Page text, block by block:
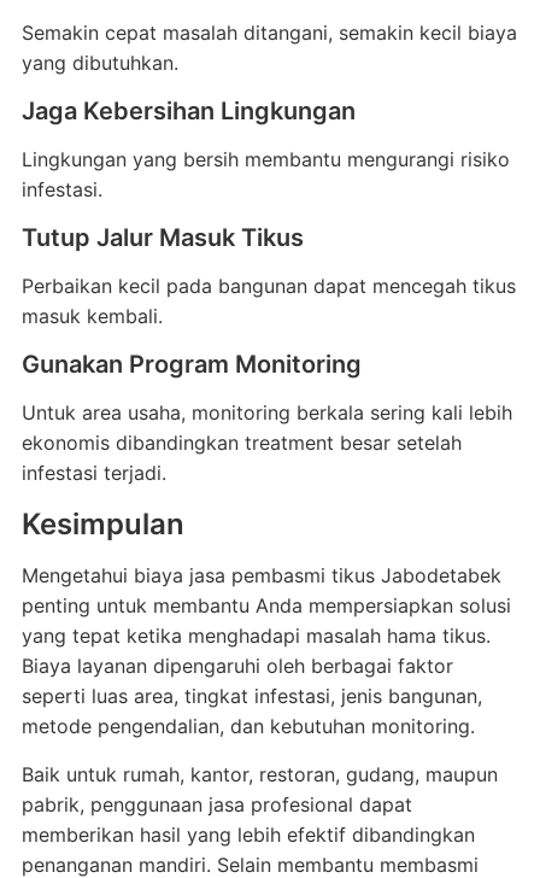
Semakin cepat masalah ditangani, semakin kecil biaya
yang dibutuhkan.
Jaga Kebersihan Lingkungan
Lingkungan yang bersih membantu mengurangi risiko
infestasi.
Tutup Jalur Masuk Tikus
Perbaikan kecil pada bangunan dapat mencegah tikus
masuk kembali.
Gunakan Program Monitoring
Untuk area usaha, monitoring berkala sering kali lebih
ekonomis dibandingkan treatment besar setelah
infestasi terjadi.
Kesimpulan
Mengetahui biaya jasa pembasmi tikus Jabodetabek
penting untuk membantu Anda mempersiapkan solusi
yang tepat ketika menghadapi masalah hama tikus.
Biaya layanan dipengaruhi oleh berbagai faktor
seperti luas area, tingkat infestasi, jenis bangunan,
metode pengendalian, dan kebutuhan monitoring.
Baik untuk rumah, kantor, restoran, gudang, maupun
pabrik, penggunaan jasa profesional dapat
memberikan hasil yang lebih efektif dibandingkan
penanganan mandiri. Selain membantu membasmi